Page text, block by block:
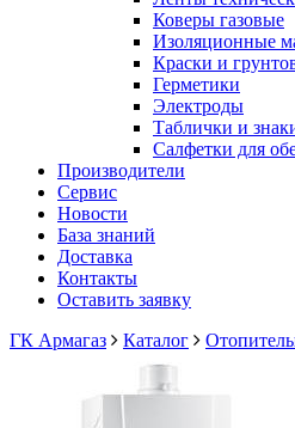
Коверы газовые
Изоляционные
Краски и
Герметики
Электроды
Таблички и
Салфетки для
Производители
Сервис
Новости
База знаний
Доставка
Контакты
Оставить заявку
ГК Армагаз
Каталог